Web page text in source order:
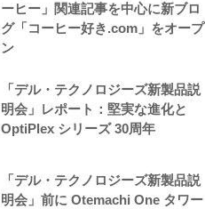
ーヒー」関連記事を中心に新ブロ
グ「コーヒー好き.com」をオープ
ン
「デル・テクノロジーズ新製品説
明会」レポート：堅実な進化と
OptiPlex シリーズ 30周年
「デル・テクノロジーズ新製品説
明会」前に Otemachi One タワー